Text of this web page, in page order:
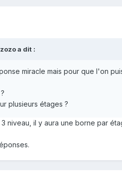
a dit :
miracle mais pour que l'on
plusieurs étages ?
3 niveau, il y aura une borne par